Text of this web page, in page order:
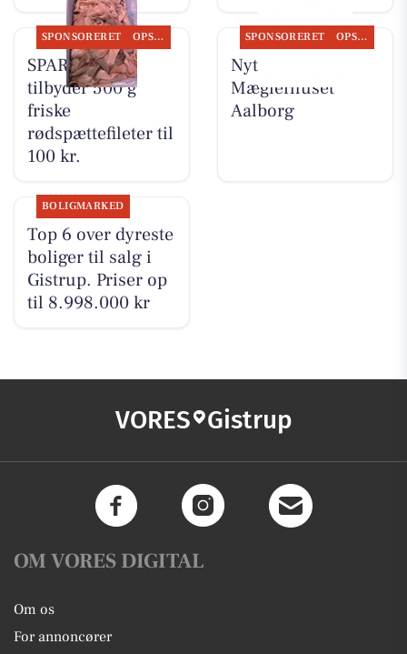
SPONSORERET OPSLAGSTAVLEN
SPAR Visse
tilbyder 500 g
friske
rødspættefileter til
100 kr.
SPONSORERET OPSLAGSTAVLEN
Nyt fra
Mæglerhuset
Aalborg
BOLIGMARKED
Top 6 over dyreste
boliger til salg i
Gistrup. Priser op
til 8.998.000 kr
VORES Gistrup
OM VORES DIGITAL
Om os
For annoncører